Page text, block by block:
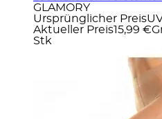
GLAMORY
Ursprünglicher Preis
Aktueller Preis15,99 €
Stk